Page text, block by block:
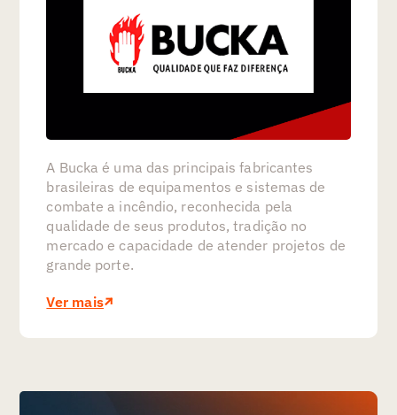
A Bucka é uma das principais fabricantes
brasileiras de equipamentos e sistemas de
combate a incêndio, reconhecida pela
qualidade de seus produtos, tradição no
mercado e capacidade de atender projetos de
grande porte.
Ver mais